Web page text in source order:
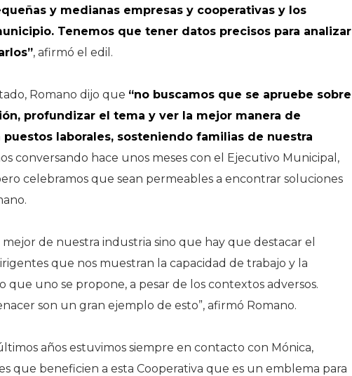
y medianas empresas y cooperativas y los
Tenemos que tener datos precisos para analizar
, afirmó el edil.
Romano dijo que “no buscamos que se apruebe sobre
profundizar el tema y ver la mejor manera de
laborales, sosteniendo familias de nuestra
conversando hace unos meses con el Ejecutivo Municipal,
celebramos que sean permeables a encontrar soluciones
de nuestra industria sino que hay que destacar el
que nos muestran la capacidad de trabajo y la
uno se propone, a pesar de los contextos adversos.
son un gran ejemplo de esto”, afirmó Romano.
años estuvimos siempre en contacto con Mónica,
que beneficien a esta Cooperativa que es un emblema para